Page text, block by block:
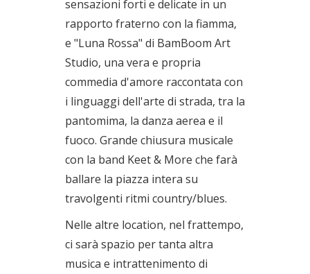
sensazioni forti e delicate in un
rapporto fraterno con la fiamma,
e "Luna Rossa" di BamBoom Art
Studio, una vera e propria
commedia d'amore raccontata con
i linguaggi dell'arte di strada, tra la
pantomima, la danza aerea e il
fuoco. Grande chiusura musicale
con la band Keet & More che farà
ballare la piazza intera su
travolgenti ritmi country/blues.
Nelle altre location, nel frattempo,
ci sarà spazio per tanta altra
musica e intrattenimento di